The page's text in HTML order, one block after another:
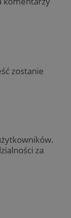
zostanie
za